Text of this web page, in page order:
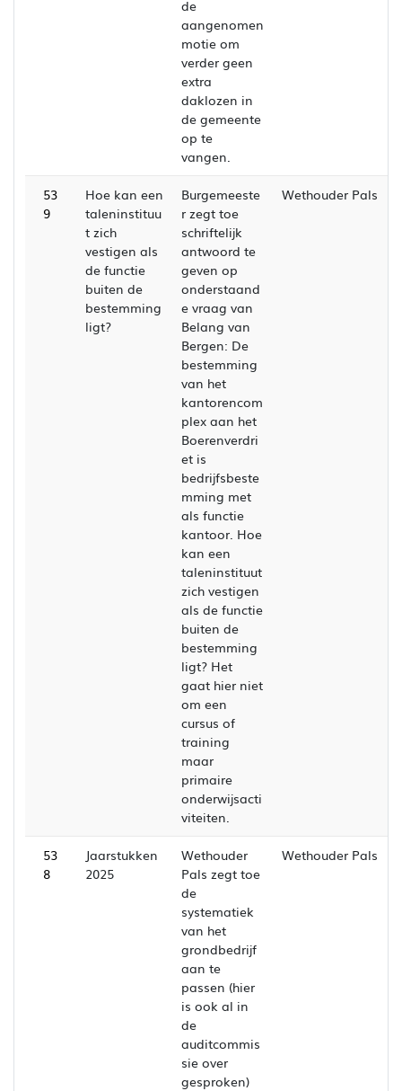
de
aangenomen
motie om
verder geen
extra
daklozen in
de gemeente
op te
vangen.
53
9
Hoe kan een
taleninstituu
t zich
vestigen als
de functie
buiten de
bestemming
ligt?
Burgemeeste
r zegt toe
schriftelijk
antwoord te
geven op
onderstaand
e vraag van
Belang van
Bergen: De
bestemming
van het
kantorencom
plex aan het
Boerenverdri
et is
bedrijfsbeste
mming met
als functie
kantoor. Hoe
kan een
taleninstituut
zich vestigen
als de functie
buiten de
bestemming
ligt? Het
gaat hier niet
om een
cursus of
training
maar
primaire
onderwijsacti
viteiten.
Wethouder Pals
53
8
Jaarstukken
2025
Wethouder
Pals zegt toe
de
systematiek
van het
grondbedrijf
aan te
passen (hier
is ook al in
de
auditcommis
sie over
gesproken)
Wethouder Pals